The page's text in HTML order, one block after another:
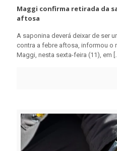
Maggi confirma retirada da
aftosa
A saponina deverá deixar de ser
contra a febre aftosa, informou o
Maggi, nesta sexta-feira (11), em